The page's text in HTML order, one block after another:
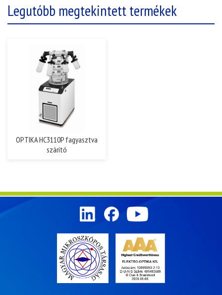
Legutóbb megtekintett termékek
OPTIKA HC3110P fagyasztva
szárító